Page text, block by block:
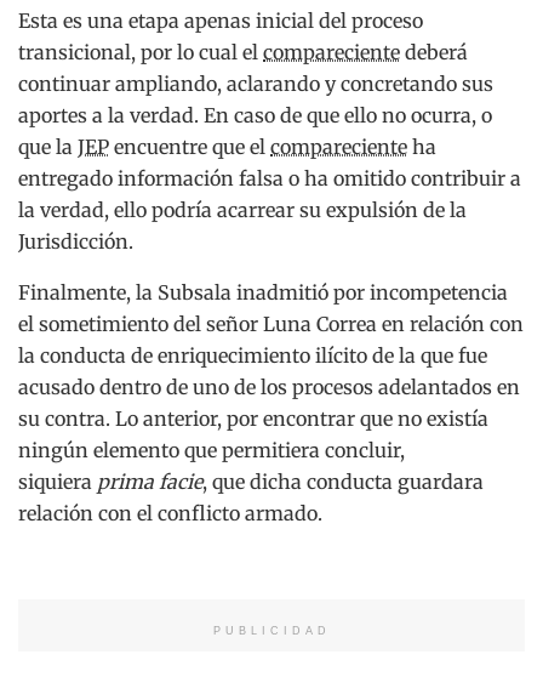
Esta es una etapa apenas inicial del proceso
transicional, por lo cual el compareciente deberá
continuar ampliando, aclarando y concretando sus
aportes a la verdad. En caso de que ello no ocurra, o
que la JEP encuentre que el compareciente ha
entregado información falsa o ha omitido contribuir a
la verdad, ello podría acarrear su expulsión de la
Jurisdicción.
Finalmente, la Subsala inadmitió por incompetencia
el sometimiento del señor Luna Correa en relación con
la conducta de enriquecimiento ilícito de la que fue
acusado dentro de uno de los procesos adelantados en
su contra. Lo anterior, por encontrar que no existía
ningún elemento que permitiera concluir,
siquiera prima facie, que dicha conducta guardara
relación con el conflicto armado.
PUBLICIDAD